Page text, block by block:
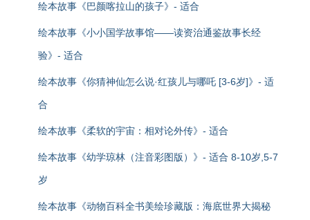
绘本故事《巴颜喀拉山的孩子》- 适合
绘本故事《小小国学故事馆——读资治通鉴故事长经
验》- 适合
绘本故事《你猜神仙怎么说·红孩儿与哪吒 [3-6岁]》- 适
合
绘本故事《柔软的宇宙：相对论外传》- 适合
绘本故事《幼学琼林（注音彩图版）》- 适合 8-10岁,5-7
岁
绘本故事《动物百科全书美绘珍藏版：海底世界大揭秘